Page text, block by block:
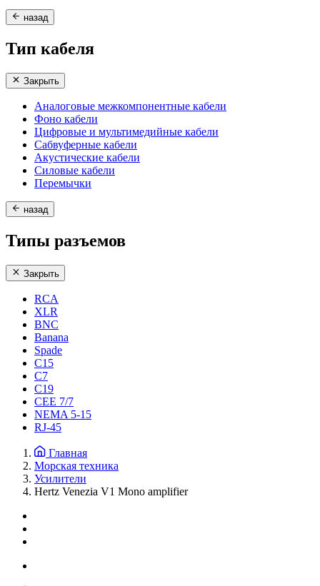
назад
Тип кабеля
Закрыть
Аналоговые межкомпонентные кабели
Фоно кабели
Цифровые и мультимедийные кабели
Сабвуферные кабели
Акустические кабели
Силовые кабели
Перемычки
назад
Типы разъемов
Закрыть
RCA
XLR
BNC
Banana
Spade
C15
С7
C19
CEE 7/7
NEMA 5-15
RJ-45
Главная
Морская техника
Усилители
Hertz Venezia V1 Mono amplifier